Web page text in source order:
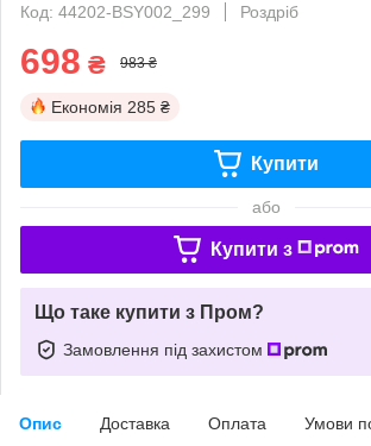
Код: 44202-BSY002_299
Роздріб
698 ₴ 983 ₴
Економія 285 ₴
Купити
або
Купити з
Що таке купити з Пром?
Замовлення під захистом
Опис Доставка Оплата Умови